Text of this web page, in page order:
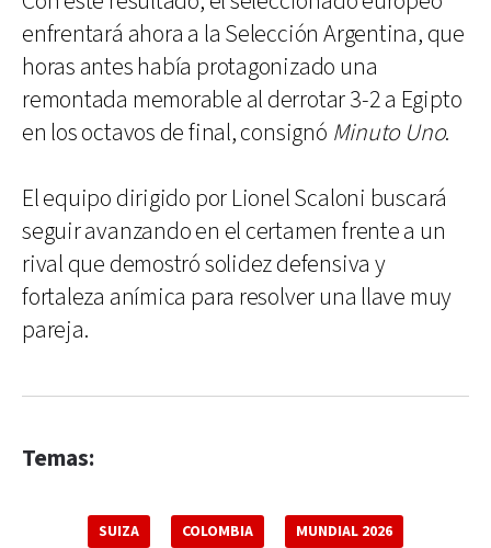
enfrentará ahora a la Selección Argentina, que
horas antes había protagonizado una
remontada memorable al derrotar 3-2 a Egipto
en los octavos de final, consignó Minuto Uno.
El equipo dirigido por Lionel Scaloni buscará
seguir avanzando en el certamen frente a un
rival que demostró solidez defensiva y
fortaleza anímica para resolver una llave muy
pareja.
Temas:
SUIZA COLOMBIA MUNDIAL 2026